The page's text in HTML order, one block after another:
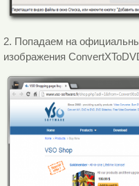
2. Попадаем на
изображения